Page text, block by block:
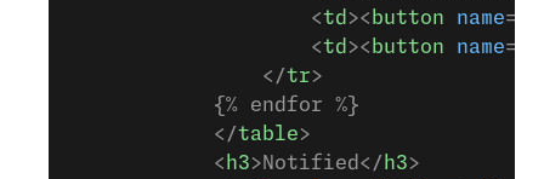
                    <
td >< button name=
                    <
td >< button name=
                </
tr>
            {% endfor %}
            </
table>
            <
h3>Notified</ h3>